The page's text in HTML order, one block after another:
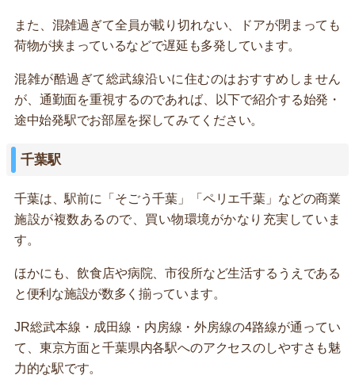
また、混雑過ぎて全員が載り切れない、ドアが閉まっても
荷物が挟まっているなどで遅延も多発しています。
混雑が酷過ぎて総武線沿いに住むのはおすすめしません
が、通勤面を重視するのであれば、以下で紹介する始発・
途中始発駅でお部屋を探してみてください。
千葉駅
千葉は、駅前に「そごう千葉」「ペリエ千葉」などの商業
施設が複数あるので、買い物環境がかなり充実していま
す。
ほかにも、飲食店や病院、市役所など生活するうえである
と便利な施設が数多く揃っています。
JR総武本線・成田線・内房線・外房線の4路線が通ってい
て、東京方面と千葉県内各駅へのアクセスのしやすさも魅
力的な駅です。